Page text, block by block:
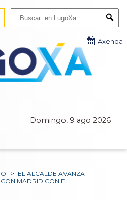
Domingo, 9 ago 2026
Axenda
> EL ALCALDE AVANZA
MADRID CON EL